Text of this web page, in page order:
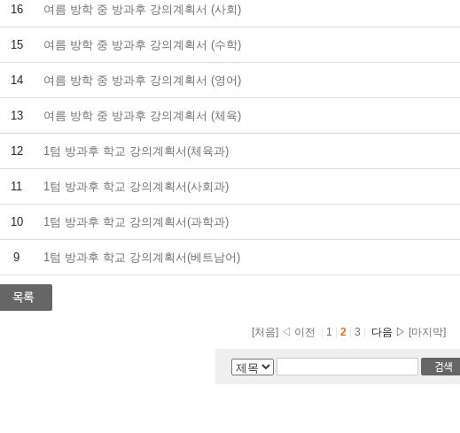
16 여름 방학 중 방과후 강의계획서 (사회)
15 여름 방학 중 방과후 강의계획서 (수학)
14 여름 방학 중 방과후 강의계획서 (영어)
13 여름 방학 중 방과후 강의계획서 (체육)
12 1텀 방과후 학교 강의계획서(체육과)
11 1텀 방과후 학교 강의계획서(사회과)
10 1텀 방과후 학교 강의계획서(과학과)
9 1텀 방과후 학교 강의계획서(베트남어)
[처음] ◁ 이전 1 2 3 다음 ▷ [마지막]